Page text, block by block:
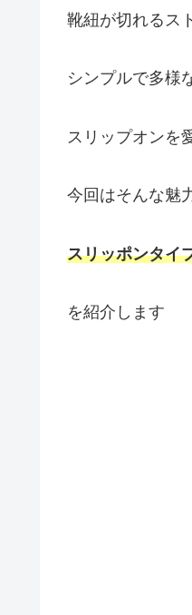
靴紐が切れるス
シンプルで多様
スリップオンを
今回はそんな魅
スリッポンタイ
を紹介します